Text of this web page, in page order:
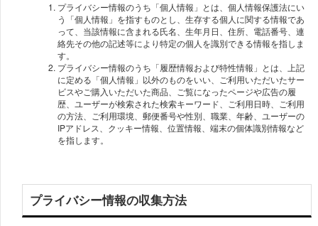
プライバシー情報のうち「個人情報」とは、個人情報保護法にい
う「個人情報」を指すものとし、生存する個人に関する情報であ
って、当該情報に含まれる氏名、生年月日、住所、電話番号、連
絡先その他の記述等により特定の個人を識別できる情報を指しま
す。
プライバシー情報のうち「履歴情報および特性情報」とは、上記
に定める「個人情報」以外のものをいい、ご利用いただいたサー
ビスやご購入いただいた商品、ご覧になったページや広告の履
歴、ユーザーが検索された検索キーワード、ご利用日時、ご利用
の方法、ご利用環境、郵便番号や性別、職業、年齢、ユーザーの
IPアドレス、クッキー情報、位置情報、端末の個体識別情報など
を指します。
プライバシー情報の収集方法